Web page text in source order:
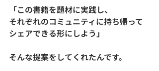
「この書籍を題材に実践し、
それぞれのコミュニティに持ち帰って
シェアできる形にしよう」
そんな提案をしてくれたんです。